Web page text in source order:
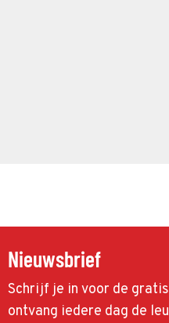
Nieuwsbrief
Schrijf je in voor de
ontvang iedere dag de